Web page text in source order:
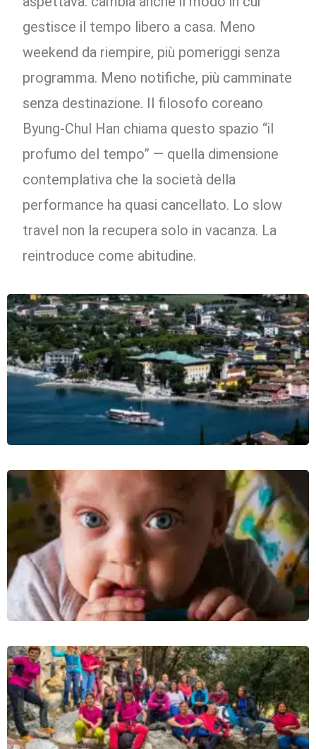
gestisce il tempo libero a casa. Meno
weekend da riempire, più pomeriggi senza
programma. Meno notifiche, più camminate
senza destinazione. Il filosofo coreano
Byung-Chul Han chiama questo spazio “il
profumo del tempo” — quella dimensione
contemplativa che la società della
performance ha quasi cancellato. Lo slow
travel non la recupera solo in vacanza. La
reintroduce come abitudine.